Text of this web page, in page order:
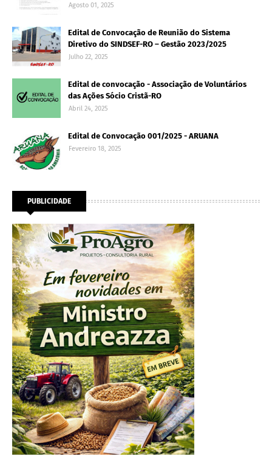
Agosto 01, 2025
Edital de Convocação de Reunião do Sistema
Diretivo do SINDSEF-RO – Gestão 2023/2025
Julho 22, 2025
Edital de convocação - Associação de Voluntários
das Ações Sócio Cristã-RO
Abril 24, 2025
Edital de Convocação 001/2025 - ARUANA
Fevereiro 18, 2025
PUBLICIDADE